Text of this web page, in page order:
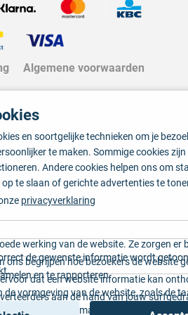
Algemene voorwaarden
en soortgelijke technieken om je
te maken. Sommige cookies
Andere cookies helpen ons om
te slaan of gerichte advertenties te
privacyverklaring
werking van de website. Ze zorgen er
de gewenste informatie wordt
ons begrijpen hoe bezoekers de website
en te rapporteren.
dat een website informatie kan
de vormgeving van de website, zoals de
aan de hand van jouw
en op maat gemaakte content